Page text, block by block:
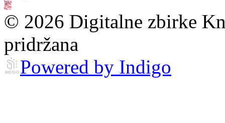
© 2026 Digitalne zbirke
pridržana
Powered by Indigo